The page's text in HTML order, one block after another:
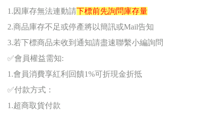
1.因庫存無法連動請下標前先詢問庫存量
2.商品庫存不足或停產將以簡訊或Mail告知
3.若下標商品未收到通知請盡速聯繫小編詢問
✅會員權益需知:
1.會員消費享紅利回饋1%可折現金折抵
✅付款方式：
1.超商取貨付款